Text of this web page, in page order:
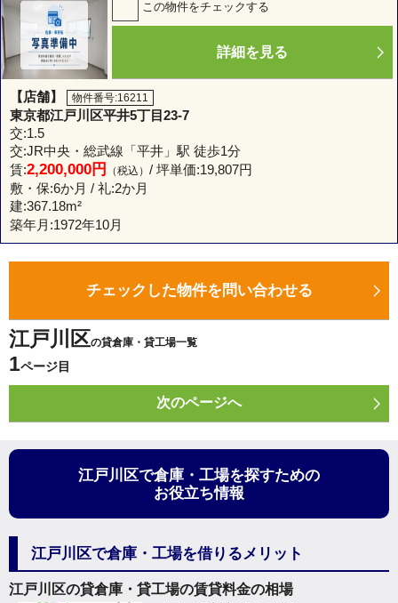
この物件をチェックする
詳細を見る
【店舗】 物件番号:16211
東京都江戸川区平井5丁目23-7
交:1.5
交:JR中央・総武線「平井」駅 徒歩1分
賃:2,200,000円 （税込） / 坪単価:19,807円
敷・保:6か月 / 礼:2か月
建:367.18m²
築年月:1972年10月
チェックした物件を問い合わせる
江戸川区の貸倉庫・貸工場一覧
1ページ目
次のページへ
江戸川区で倉庫・工場を探すための
お役立ち情報
江戸川区で倉庫・工場を借りるメリット
江戸川区の貸倉庫・貸工場の賃貸料金の相場